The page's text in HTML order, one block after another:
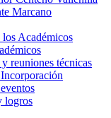
Marcano
Académicos
reuniones técnicas
logros